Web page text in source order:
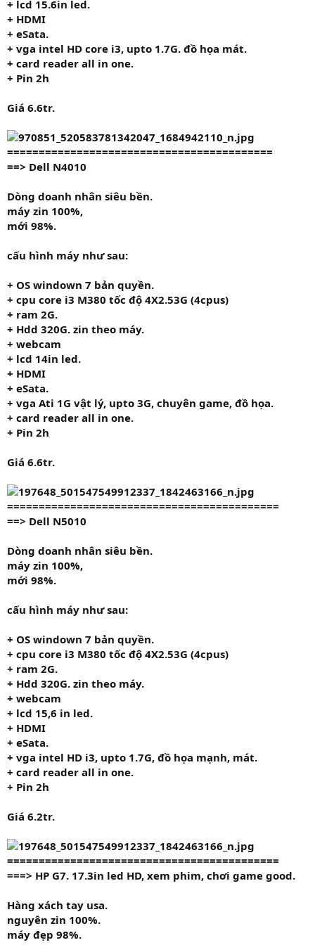
+ lcd 15.6in led.
+ HDMI
+ eSata.
+ vga intel HD core i3, upto 1.7G. đồ họa mát.
+ card reader all in one.
+ Pin 2h
Giá 6.6tr.
==========================================
==> Dell N4010
Dòng doanh nhân siêu bền.
máy zin 100%,
mới 98%.
cấu hình máy như sau:
+ OS windown 7 bản quyền.
+ cpu core i3 M380 tốc độ 4X2.53G (4cpus)
+ ram 2G.
+ Hdd 320G. zin theo máy.
+ webcam
+ lcd 14in led.
+ HDMI
+ eSata.
+ vga Ati 1G vật lý, upto 3G, chuyên game, đồ họa.
+ card reader all in one.
+ Pin 2h
Giá 6.6tr.
===========================================
==> Dell N5010
Dòng doanh nhân siêu bền.
máy zin 100%,
mới 98%.
cấu hình máy như sau:
+ OS windown 7 bản quyền.
+ cpu core i3 M380 tốc độ 4X2.53G (4cpus)
+ ram 2G.
+ Hdd 320G. zin theo máy.
+ webcam
+ lcd 15,6 in led.
+ HDMI
+ eSata.
+ vga intel HD i3, upto 1.7G, đồ họa mạnh, mát.
+ card reader all in one.
+ Pin 2h
Giá 6.2tr.
===========================================
===> HP G7. 17.3in led HD, xem phim, chơi game good.
Hàng xách tay usa.
nguyên zin 100%.
máy đẹp 98%.